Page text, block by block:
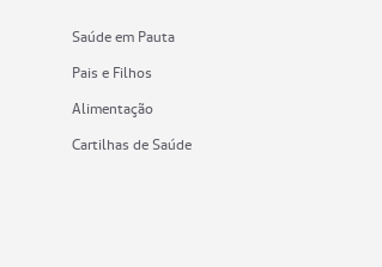
Saúde em Pauta
Pais e Filhos
Alimentação
Cartilhas de Saúde